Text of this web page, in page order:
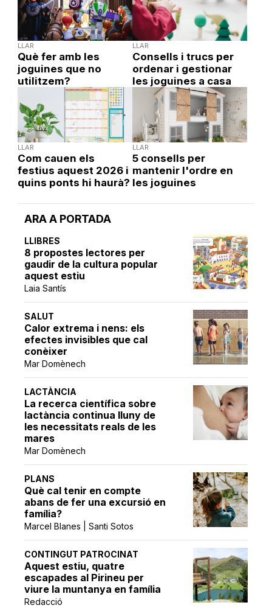
ARA A PORTADA
LLIBRES
8 propostes lectores per
gaudir de la cultura popular
aquest estiu
Laia Santís
SALUT
Calor extrema i nens: els
efectes invisibles que cal
conèixer
Mar Domènech
LACTÀNCIA
La recerca científica sobre
lactància continua lluny de
les necessitats reals de les
mares
Mar Domènech
PLANS
Què cal tenir en compte
abans de fer una excursió en
família?
Marcel Blanes | Santi Sotos
CONTINGUT PATROCINAT
Aquest estiu, quatre
escapades al Pirineu per
viure la muntanya en família
Redacció
LLAR
Què fer amb les
joguines que no
utilitzem?
LLAR
Consells i trucs per
ordenar i gestionar
les joguines a casa
LLAR
Com cauen els
festius aquest 2026 i
quins ponts hi haurà?
LLAR
5 consells per
mantenir l'ordre en
les joguines